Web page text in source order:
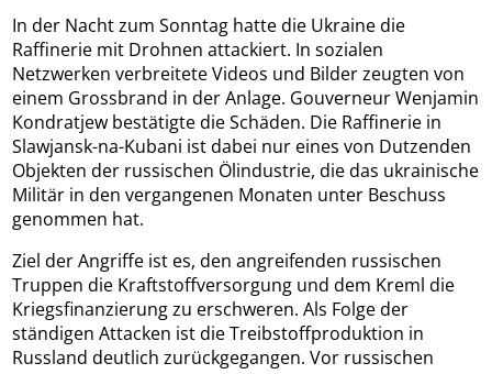
In der Nacht zum Sonntag hatte die Ukraine die
Raffinerie mit Drohnen attackiert. In sozialen
Netzwerken verbreitete Videos und Bilder zeugten von
einem Grossbrand in der Anlage. Gouverneur Wenjamin
Kondratjew bestätigte die Schäden. Die Raffinerie in
Slawjansk-na-Kubani ist dabei nur eines von Dutzenden
Objekten der russischen Ölindustrie, die das ukrainische
Militär in den vergangenen Monaten unter Beschuss
genommen hat.
Ziel der Angriffe ist es, den angreifenden russischen
Truppen die Kraftstoffversorgung und dem Kreml die
Kriegsfinanzierung zu erschweren. Als Folge der
ständigen Attacken ist die Treibstoffproduktion in
Russland deutlich zurückgegangen. Vor russischen